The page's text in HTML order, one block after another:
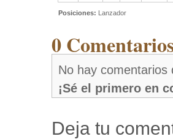
Posiciones: Lanzador
0
No hay comentarios
¡Sé el primero en
Deja tu